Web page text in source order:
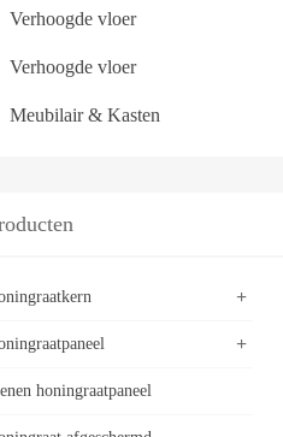
Verhoogde vloer
Verhoogde vloer
Meubilair & Kasten
+
+
honingraatpaneel